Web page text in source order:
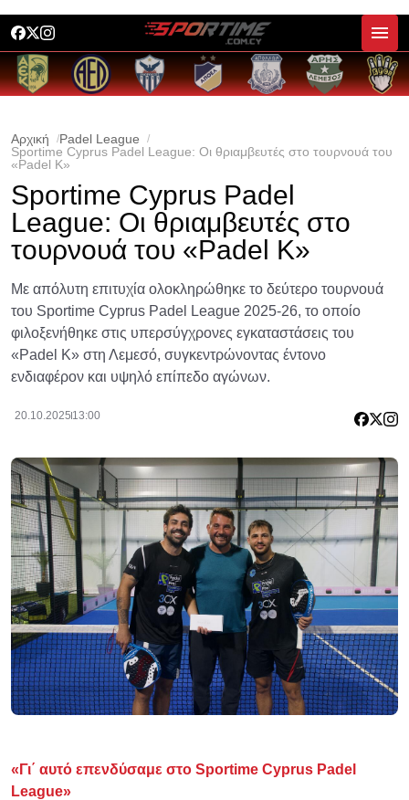
Αρχική
Padel League
Sportime Cyprus Padel League: Οι θριαμβευτές στο τουρνουά του
«Padel K»
Sportime Cyprus Padel
League: Οι θριαμβευτές στο
τουρνουά του «Padel K»
Με απόλυτη επιτυχία ολοκληρώθηκε το δεύτερο τουρνουά
του Sportime Cyprus Padel League 2025-26, το οποίο
φιλοξενήθηκε στις υπερσύγχρονες εγκαταστάσεις του
«Padel K» στη Λεμεσό, συγκεντρώνοντας έντονο
ενδιαφέρον και υψηλό επίπεδο αγώνων.
20.10.2025 13:00
«Γι΄ αυτό επενδύσαμε στο Sportime Cyprus Padel
League»